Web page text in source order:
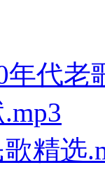
代老
精选